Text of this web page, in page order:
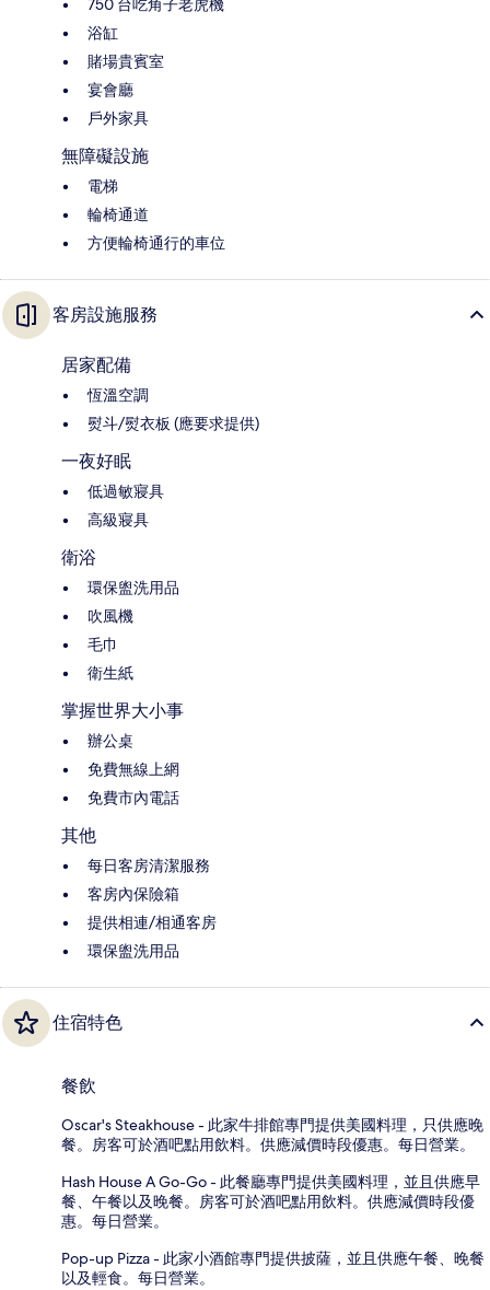
750 台吃角子老虎機
浴缸
賭場貴賓室
宴會廳
戶外家具
無障礙設施
電梯
輪椅通道
方便輪椅通行的車位
客房設施服務
居家配備
恆溫空調
熨斗/熨衣板 (應要求提供)
一夜好眠
低過敏寢具
高級寢具
衛浴
環保盥洗用品
吹風機
毛巾
衛生紙
掌握世界大小事
辦公桌
免費無線上網
免費市內電話
其他
每日客房清潔服務
客房內保險箱
提供相連/相通客房
環保盥洗用品
住宿特色
餐飲
Oscar's Steakhouse - 此家牛排館專門提供美國料理，只供應晚
餐。房客可於酒吧點用飲料。供應減價時段優惠。每日營業。
Hash House A Go-Go - 此餐廳專門提供美國料理，並且供應早
餐、午餐以及晚餐。房客可於酒吧點用飲料。供應減價時段優
惠。每日營業。
Pop-up Pizza - 此家小酒館專門提供披薩，並且供應午餐、晚餐
以及輕食。每日營業。